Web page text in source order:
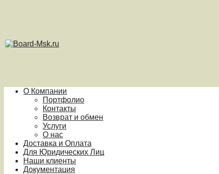
О Компании
Портфолио
Контакты
Возврат и обмен
Услуги
О нас
Доставка и Оплата
Для Юридических Лиц
Наши клиенты
Документация